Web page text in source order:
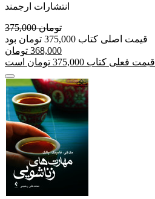
انتشارات ارجمند
375,000 تومان
قیمت اصلی کتاب 375,000 تومان بود
368,000 تومان
قیمت فعلی کتاب 375,000 تومان است